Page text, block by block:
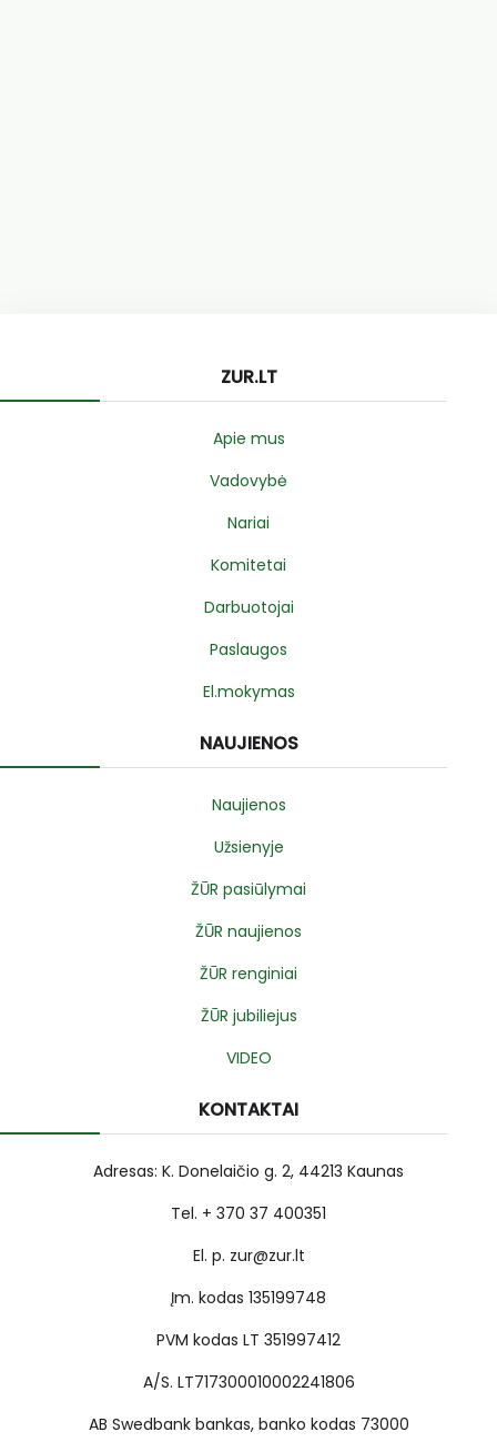
ZUR.LT
Apie mus
Vadovybė
Nariai
Komitetai
Darbuotojai
Paslaugos
El.mokymas
NAUJIENOS
Naujienos
Užsienyje
ŽŪR pasiūlymai
ŽŪR naujienos
ŽŪR renginiai
ŽŪR jubiliejus
VIDEO
KONTAKTAI
Adresas: K. Donelaičio g. 2, 44213 Kaunas
Tel. + 370 37 400351
El. p. zur@zur.lt
Įm. kodas 135199748
PVM kodas LT 351997412
A/S. LT717300010002241806
AB Swedbank bankas, banko kodas 73000